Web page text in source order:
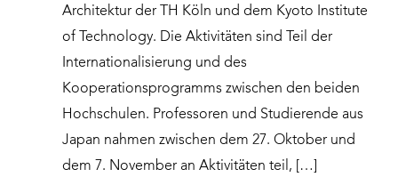
Architektur der TH Köln und dem Kyoto Institute
of Technology. Die Aktivitäten sind Teil der
Internationalisierung und des
Kooperationsprogramms zwischen den beiden
Hochschulen. Professoren und Studierende aus
Japan nahmen zwischen dem 27. Oktober und
dem 7. November an Aktivitäten teil, […]